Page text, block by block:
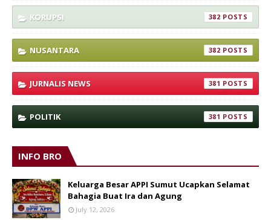
KORUPSI 382
NUSANTARA 382
JURNALIS NEWS 381
POLITIK 381
INFO BRO
Keluarga Besar APPI Sumut Ucapkan Selamat
Bahagia Buat Ira dan Agung
July 12, 2026